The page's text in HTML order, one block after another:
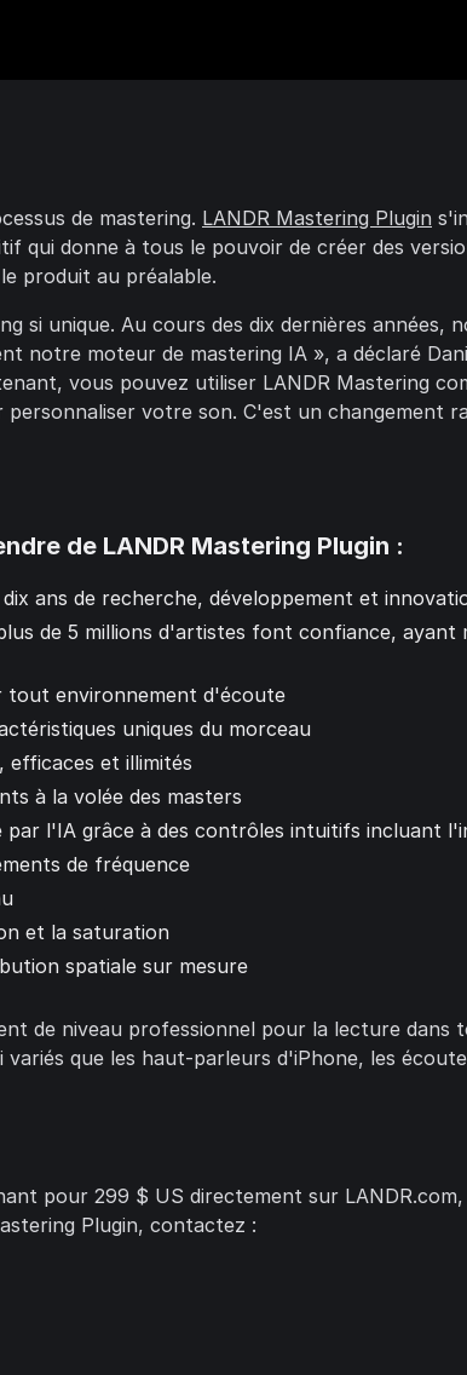
de mastering. LANDR Mastering Plugin
qui donne à tous le pouvoir de créer des
produit au préalable.
si unique. Au cours des dix dernières années,
notre moteur de mastering IA », a déclaré
vous pouvez utiliser LANDR Mastering
votre son. C'est un changement
de LANDR Mastering Plugin :
ans de recherche, développement et
de 5 millions d'artistes font confiance, ayant
tout environnement d'écoute
uniques du morceau
efficaces et illimités
à la volée des masters
par l'IA grâce à des contrôles intuitifs incluant
de fréquence
et la saturation
spatiale sur mesure
de niveau professionnel pour la lecture dans
que les haut-parleurs d'iPhone, les
pour 299 $ US directement sur
Plugin, contactez :